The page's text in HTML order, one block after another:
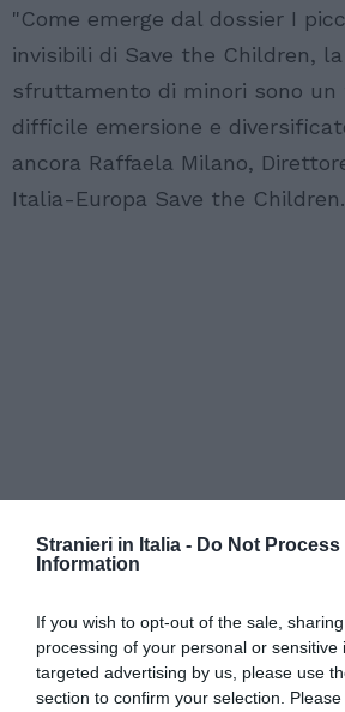
Stranieri in Italia - Do Not Process
Information
If you wish to opt-out of the sale,
processing of your personal or sensitive
targeted advertising by us, please use
section to confirm your selection.
"Come emerge dal dossier I
invisibili di Save the Children,
sfruttamento di minori sono un
difficile emersione e
ancora Raffaela Milano,
Italia-Europa Save the Children.